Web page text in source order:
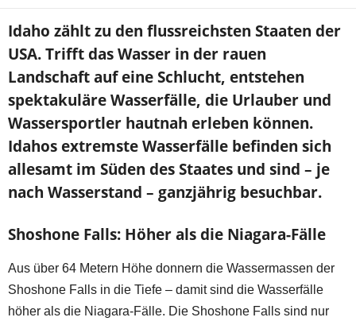
Idaho zählt zu den flussreichsten Staaten der
USA. Trifft das Wasser in der rauen
Landschaft auf eine Schlucht, entstehen
spektakuläre Wasserfälle, die Urlauber und
Wassersportler hautnah erleben können.
Idahos extremste Wasserfälle befinden sich
allesamt im Süden des Staates und sind – je
nach Wasserstand – ganzjährig besuchbar.
Shoshone Falls: Höher als die Niagara-Fälle
Aus über 64 Metern Höhe donnern die Wassermassen der
Shoshone Falls in die Tiefe – damit sind die Wasserfälle
höher als die Niagara-Fälle. Die Shoshone Falls sind nur